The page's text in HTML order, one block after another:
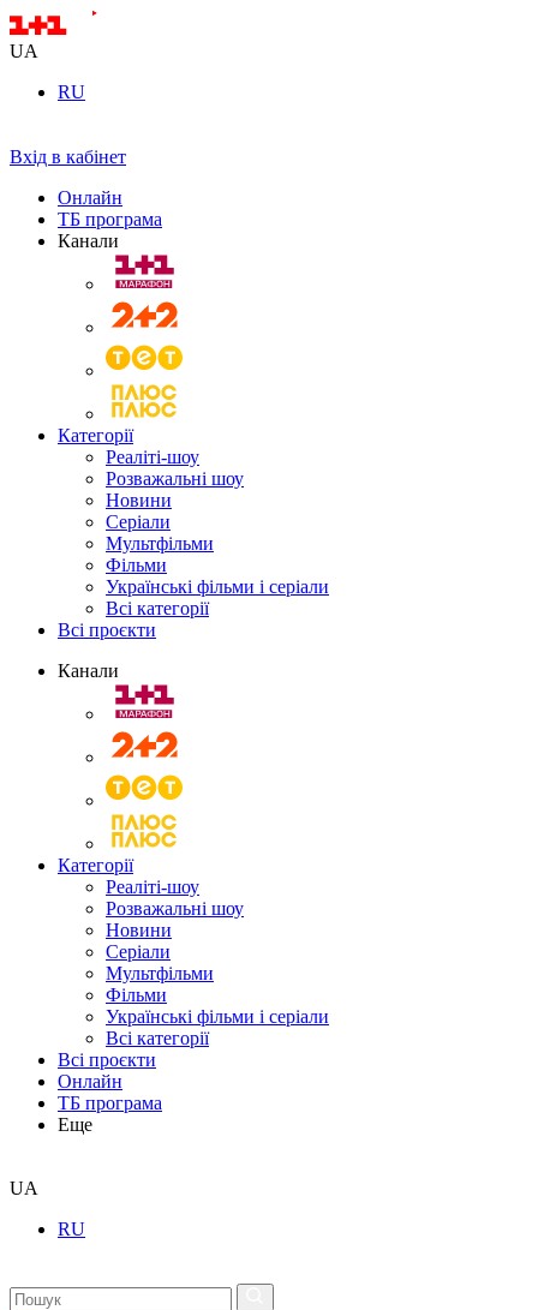
UA
RU
Вхід в кабінет
Онлайн
ТБ програма
Канали
Категорії
Реаліті-шоу
Розважальні шоу
Новини
Серіали
Мультфільми
Фільми
Українські фільми і серіали
Всі категорії
Всі проєкти
Канали
Категорії
Реаліті-шоу
Розважальні шоу
Новини
Серіали
Мультфільми
Фільми
Українські фільми і серіали
Всі категорії
Всі проєкти
Онлайн
ТБ програма
Еще
UA
RU